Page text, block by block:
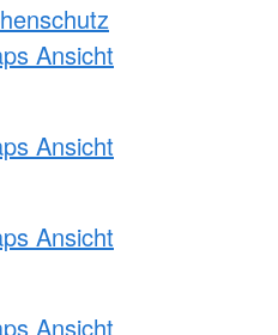
Ansicht
Ansicht
Ansicht
Ansicht